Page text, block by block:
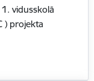
vidusskolā
) projekta